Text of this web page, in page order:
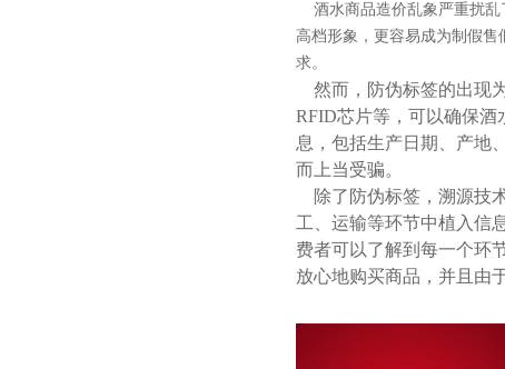
酒水商品造价乱象严重扰乱
高档形象，更容易成为制假
求。
然而，防伪标签的出现
RFID芯片等，可以确保
息，包括生产日期、产地
而上当受骗。
除了防伪标签，溯源技
工、运输等环节中植入信
费者可以了解到每一个环
放心地购买商品，并且由